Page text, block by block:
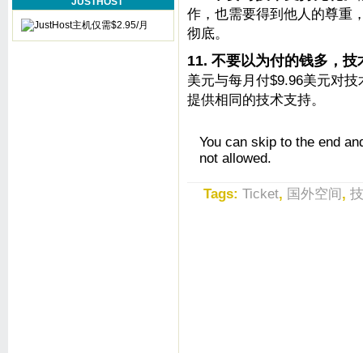
作，也需要得到他人的尊重
彻底。
11. 不要以为付的钱多，
美元与每月付$9.96美元对
提供相同的技术支持。
You can skip to the end
not allowed.
Tags: Ticket, 国外空间,